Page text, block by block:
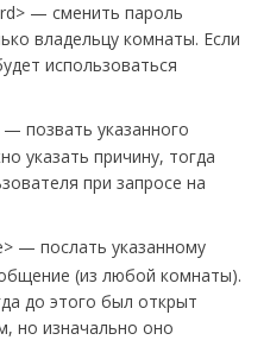
— сменить пароль
владельцу комнаты. Если
использоваться
позвать указанного
указать причину, тогда
при запросе на
— послать указанному
(из любой комнаты).
до этого был открыт
но изначально оно